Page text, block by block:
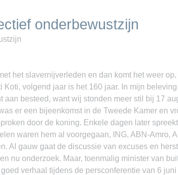
onderbewustzijn
het slavernijverleden en dan komt het weer
Koti, volgend jaar is het 160 jaar. In mijn
aan besteed, want wij stonden meer stil bij 17
er een bijeenkomst in de Tweede Kamer en
door de koning. Enkele dagen later
waren hem al voorgegaan, ING, ABN-Amro,
Al gauw gaat de discussie van excuses en
nu onderzoek. Maar, toenmalig minister van
verhaal tijdens de persconferentie van 6